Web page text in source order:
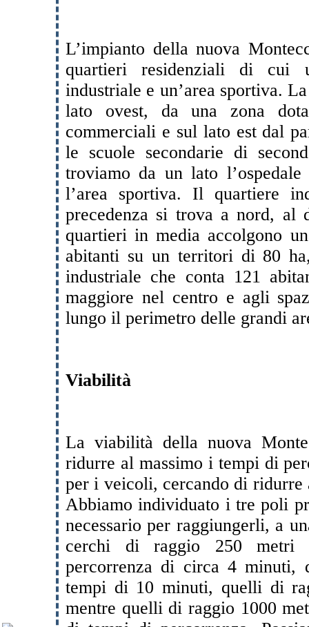
L’impianto della nuova
quartieri residenziali di cui
industriale e un’area sportiva.
lato ovest, da una zona
commerciali e sul lato est dal
le scuole secondarie di
troviamo da un lato
l’area sportiva. Il quartiere
precedenza si trova a nord,
quartieri in media accolgono
abitanti su un territori di 80
industriale che conta 121
maggiore nel centro e agli
lungo il perimetro delle grandi
Viabilità
La viabilità della nuova
ridurre al massimo i tempi di
per i veicoli, cercando di
Abbiamo individuato i tre poli
necessario per raggiungerli, a
cerchi di raggio 250 metri
percorrenza di circa 4
tempi di 10 minuti, quelli di
mentre quelli di raggio 1000